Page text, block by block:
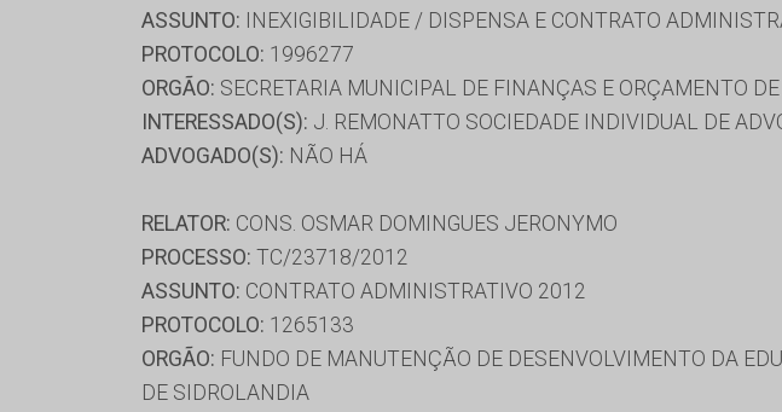
ASSUNTO: INEXIGIBILIDADE / DISPENSA E CONTRATO
PROTOCOLO: 1996277
ORGÃO: SECRETARIA MUNICIPAL DE FINANÇAS E ORÇAMENTO
INTERESSADO(S): J. REMONATTO SOCIEDADE INDIVIDUAL DE
ADVOGADO(S): NÃO HÁ
RELATOR: CONS. OSMAR DOMINGUES JERONYMO
PROCESSO: TC/23718/2012
ASSUNTO: CONTRATO ADMINISTRATIVO 2012
PROTOCOLO: 1265133
ORGÃO: FUNDO DE MANUTENÇÃO DE DESENVOLVIMENTO DA
DE SIDROLANDIA